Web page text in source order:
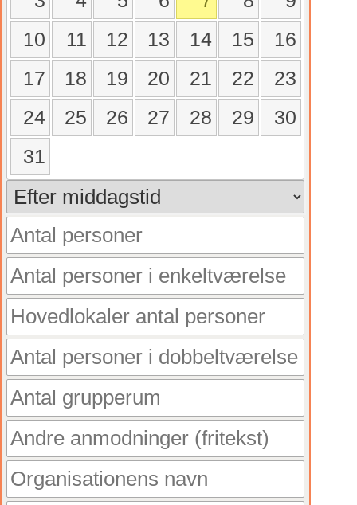
10
11 12 13 14 15
16
17
18 19 20 21 22
23
24
25 26 27 28 29
30
31